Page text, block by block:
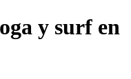
y surf en